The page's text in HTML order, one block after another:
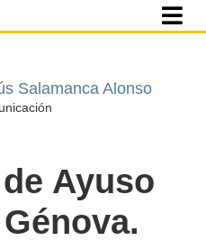
Salamanca Alonso
Ayuso